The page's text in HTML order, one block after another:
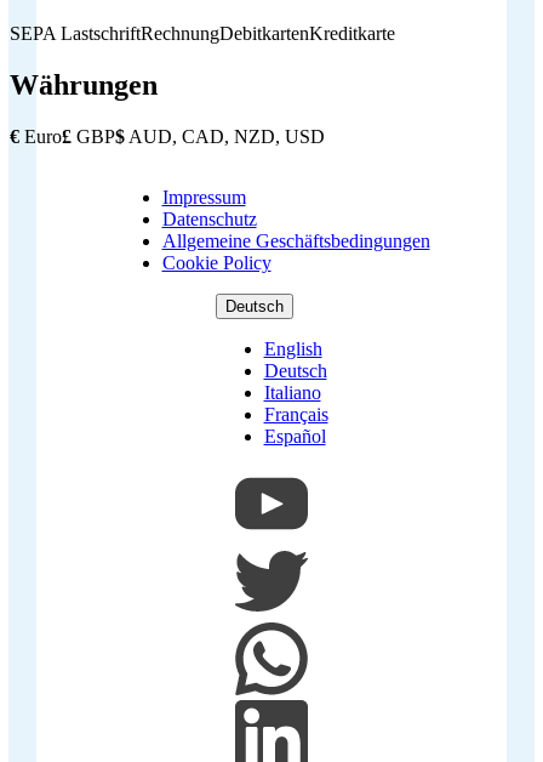
SEPA LastschriftRechnungDebitkartenKreditkarte
Währungen
€ Euro£ GBP$ AUD, CAD, NZD, USD
Copyright
Footer
Impressum
Datenschutz
Allgemeine Geschäftsbedingungen
Cookie Policy
Deutsch
English
Deutsch
Italiano
Français
Español